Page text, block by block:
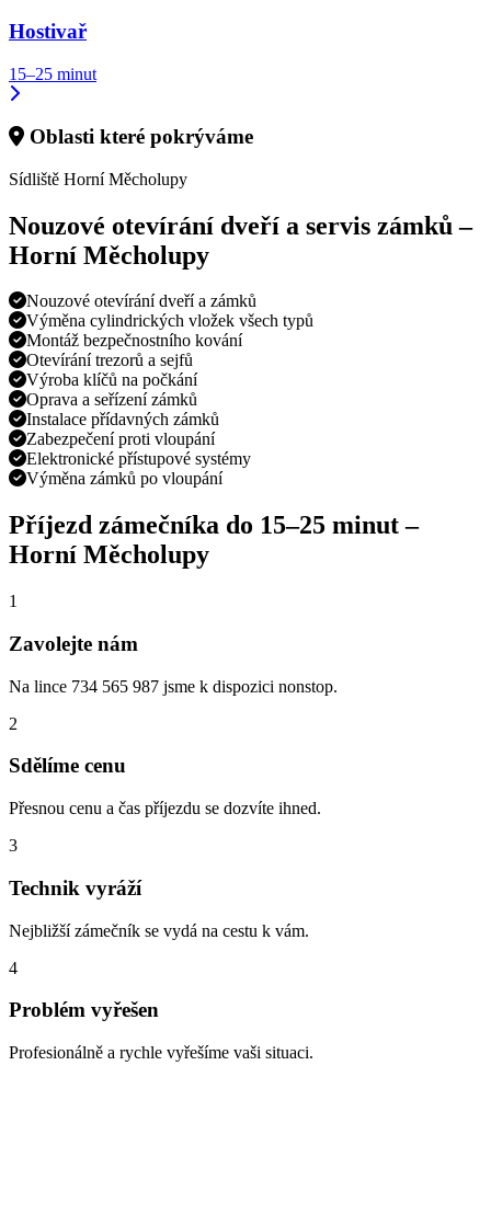
Hostivař
15–25 minut
Oblasti které pokrýváme
Sídliště Horní Měcholupy
Nouzové otevírání dveří a servis zámků –
Horní Měcholupy
Nouzové otevírání dveří a zámků
Výměna cylindrických vložek všech typů
Montáž bezpečnostního kování
Otevírání trezorů a sejfů
Výroba klíčů na počkání
Oprava a seřízení zámků
Instalace přídavných zámků
Zabezpečení proti vloupání
Elektronické přístupové systémy
Výměna zámků po vloupání
Příjezd zámečníka do 15–25 minut–
Horní Měcholupy
1
Zavolejte nám
Na lince 734 565 987 jsme k dispozici nonstop.
2
Sdělíme cenu
Přesnou cenu a čas příjezdu se dozvíte ihned.
3
Technik vyráží
Nejbližší zámečník se vydá na cestu k vám.
4
Problém vyřešen
Profesionálně a rychle vyřešíme vaši situaci.